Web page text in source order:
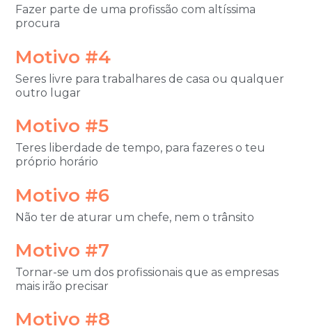
Fazer parte de uma profissão com altíssima
procura
Motivo #4
Seres livre para trabalhares de casa ou qualquer
outro lugar
Motivo #5
Teres liberdade de tempo, para fazeres o teu
próprio horário
Motivo #6
Não ter de aturar um chefe, nem o trânsito
Motivo #7
Tornar-se um dos profissionais que as empresas
mais irão precisar
Motivo #8